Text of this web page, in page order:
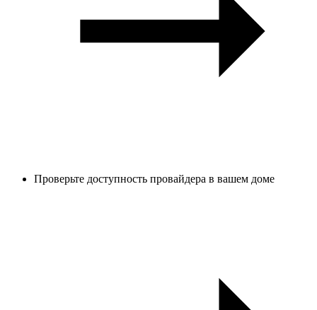
Проверьте доступность провайдера в вашем доме